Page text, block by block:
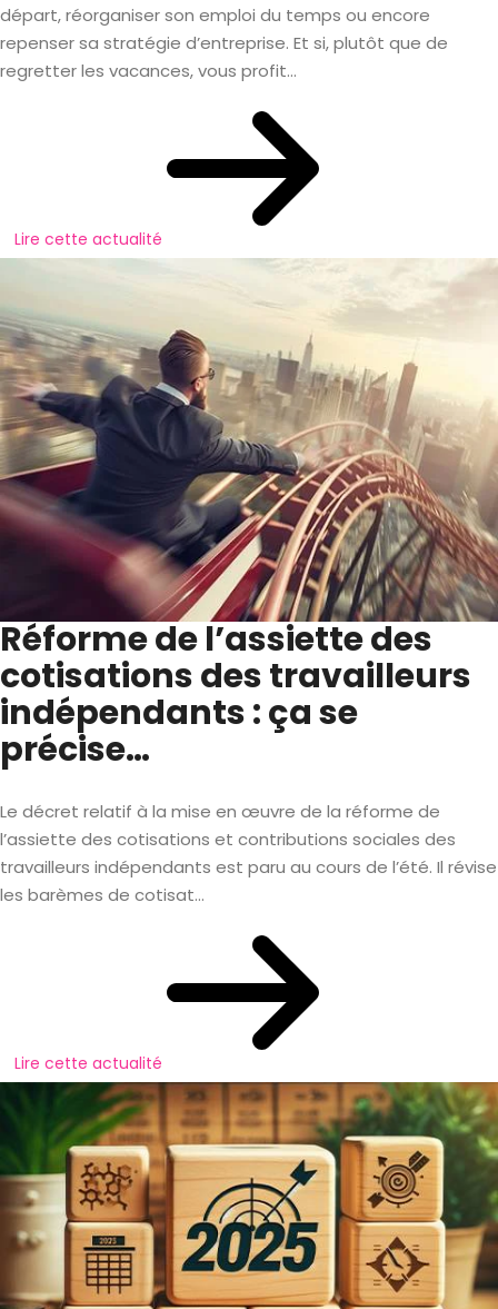
départ, réorganiser son emploi du temps ou encore
repenser sa stratégie d’entreprise. Et si, plutôt que de
regretter les vacances, vous profit...
Lire cette actualité
Réforme de l’assiette des
cotisations des travailleurs
indépendants : ça se
précise…
Le décret relatif à la mise en œuvre de la réforme de
l’assiette des cotisations et contributions sociales des
travailleurs indépendants est paru au cours de l’été. Il révise
les barèmes de cotisat...
Lire cette actualité